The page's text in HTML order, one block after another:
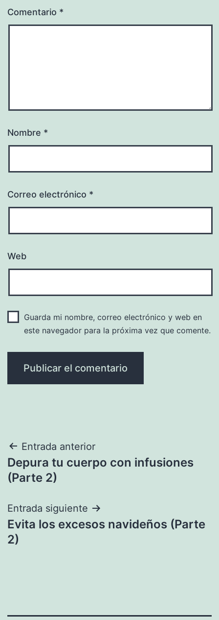
Comentario *
Nombre *
Correo electrónico *
Web
Guarda mi nombre, correo electrónico y web en
este navegador para la próxima vez que comente.
Navegación
de
Entrada anterior
Depura tu cuerpo con infusiones
(Parte 2)
Entrada siguiente
Evita los excesos navideños (Parte
2)